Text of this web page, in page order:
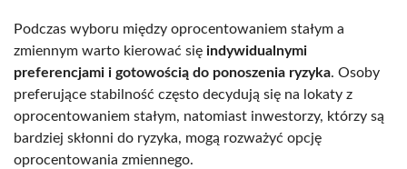
Podczas wyboru między oprocentowaniem stałym a
zmiennym warto kierować się indywidualnymi
preferencjami i gotowością do ponoszenia ryzyka. Osoby
preferujące stabilność często decydują się na lokaty z
oprocentowaniem stałym, natomiast inwestorzy, którzy są
bardziej skłonni do ryzyka, mogą rozważyć opcję
oprocentowania zmiennego.